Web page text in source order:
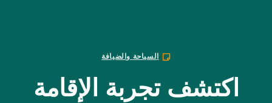
السياحة والضيافة
اكتشف تجربة الإقامة